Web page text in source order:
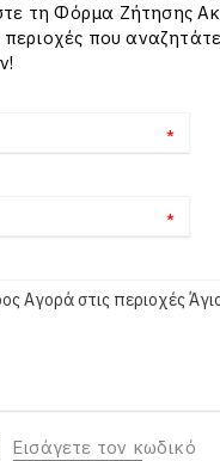
τη Φόρμα Ζήτησης
περιοχές που
*
*
Εισάγετε τον κωδικό